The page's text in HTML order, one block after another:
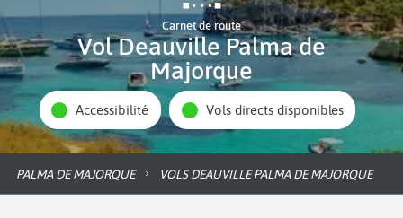
Carnet de route
Vol Deauville Palma de
Majorque
Accessibilité Vols directs disponibles
PALMA DE MAJORQUE VOLS DEAUVILLE PALMA DE MAJORQUE